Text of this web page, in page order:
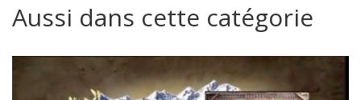
Aussi dans cette catégorie